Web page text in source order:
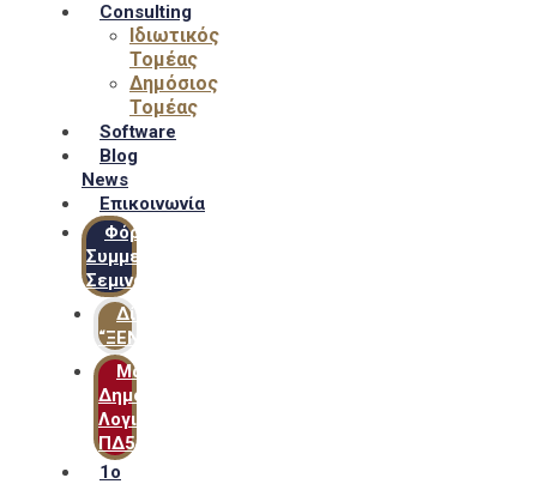
Consulting
Ιδιωτικός
Τομέας
Δημόσιος
Τομέας
Software
Blog
News
Επικοινωνία
Φόρμα
Συμμετοχής
Σεμιναρίων
Δίκτυο
“ΞΕΝΟΦΩΝ”
Μακροχρόνιο
Δημόσιο
Λογιστικό
ΠΔ54
1ο